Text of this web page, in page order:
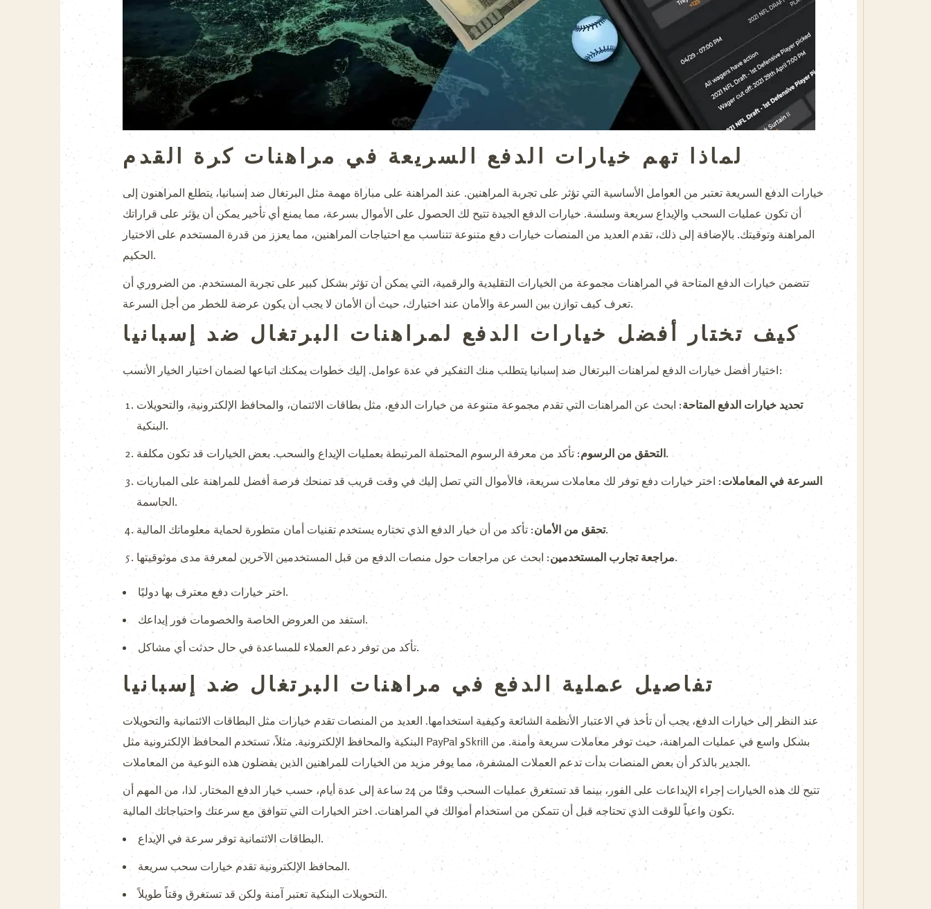
لماذا تهم خيارات الدفع السريعة في مراهنات كرة القدم
خيارات الدفع السريعة تعتبر من العوامل الأساسية التي تؤثر على تجربة المراهنين. عند المراهنة على مباراة مهمة مثل البرتغال ضد إسبانيا، يتطلع المراهنون إلى
أن تكون عمليات السحب والإيداع سريعة وسلسة. خيارات الدفع الجيدة تتيح لك الحصول على الأموال بسرعة، مما يمنع أي تأخير يمكن أن يؤثر على قراراتك
المراهنة وتوقيتك. بالإضافة إلى ذلك، تقدم العديد من المنصات خيارات دفع متنوعة تتناسب مع احتياجات المراهنين، مما يعزز من قدرة المستخدم على الاختيار
الحكيم.
تتضمن خيارات الدفع المتاحة في المراهنات مجموعة من الخيارات التقليدية والرقمية، التي يمكن أن تؤثر بشكل كبير على تجربة المستخدم. من الضروري أن
تعرف كيف توازن بين السرعة والأمان عند اختيارك، حيث أن الأمان لا يجب أن يكون عرضة للخطر من أجل السرعة.
كيف تختار أفضل خيارات الدفع لمراهنات البرتغال ضد إسبانيا
اختيار أفضل خيارات الدفع لمراهنات البرتغال ضد إسبانيا يتطلب منك التفكير في عدة عوامل. إليك خطوات يمكنك اتباعها لضمان اختيار الخيار الأنسب:
تحديد خيارات الدفع المتاحة: ابحث عن المراهنات التي تقدم مجموعة متنوعة من خيارات الدفع، مثل بطاقات الائتمان، والمحافظ الإلكترونية، والتحويلات
البنكية.
التحقق من الرسوم:تأكد من معرفة الرسوم المحتملة المرتبطة بعمليات الإيداع والسحب. بعض الخيارات قد تكون مكلفة.
السرعة في المعاملات: اختر خيارات دفع توفر لك معاملات سريعة، فالأموال التي تصل إليك في وقت قريب قد تمنحك فرصة أفضل للمراهنة على المباريات
الحاسمة.
تحقق من الأمان:تأكد من أن خيار الدفع الذي تختاره يستخدم تقنيات أمان متطورة لحماية معلوماتك المالية.
مراجعة تجارب المستخدمين:ابحث عن مراجعات حول منصات الدفع من قبل المستخدمين الآخرين لمعرفة مدى موثوقيتها.
اختر خيارات دفع معترف بها دوليًا.
استفد من العروض الخاصة والخصومات فور إيداعك.
تأكد من توفر دعم العملاء للمساعدة في حال حدثت أي مشاكل.
تفاصيل عملية الدفع في مراهنات البرتغال ضد إسبانيا
عند النظر إلى خيارات الدفع، يجب أن تأخذ في الاعتبار الأنظمة الشائعة وكيفية استخدامها. العديد من المنصات تقدم خيارات مثل البطاقات الائتمانية والتحويلات
البنكية والمحافظ الإلكترونية. مثلاً، تستخدم المحافظ الإلكترونية مثل PayPal وSkrill بشكل واسع في عمليات المراهنة، حيث توفر معاملات سريعة وأمنة. من
الجدير بالذكر أن بعض المنصات بدأت تدعم العملات المشفرة، مما يوفر مزيد من الخيارات للمراهنين الذين يفضلون هذه النوعية من المعاملات.
تتيح لك هذه الخيارات إجراء الإيداعات على الفور، بينما قد تستغرق عمليات السحب وقتًا من 24 ساعة إلى عدة أيام، حسب خيار الدفع المختار. لذا، من المهم أن
تكون واعياً للوقت الذي تحتاجه قبل أن تتمكن من استخدام أموالك في المراهنات. اختر الخيارات التي تتوافق مع سرعتك واحتياجاتك المالية.
البطاقات الائتمانية توفر سرعة في الإيداع.
المحافظ الإلكترونية تقدم خيارات سحب سريعة.
التحويلات البنكية تعتبر آمنة ولكن قد تستغرق وقتاً طويلاً.